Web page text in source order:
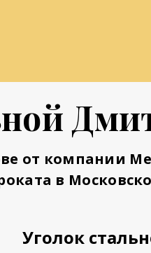
от компании
в
Уголок